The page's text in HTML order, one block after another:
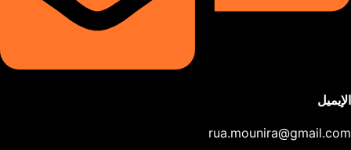
الإيميل
rua.mounira@gmail.com​